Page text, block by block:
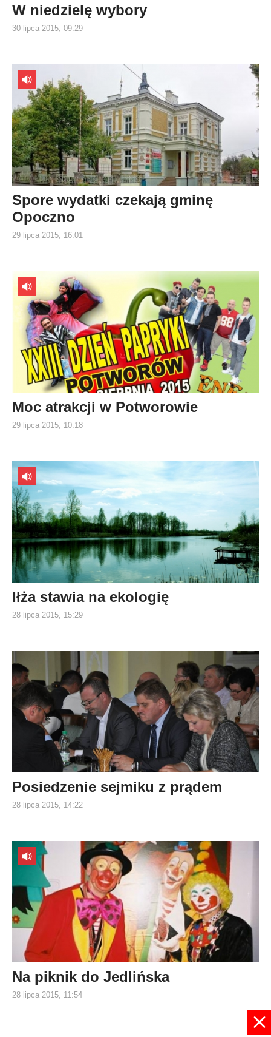
W niedzielę wybory
30 lipca 2015, 09:29
Spore wydatki czekają gminę
Opoczno
29 lipca 2015, 16:01
Moc atrakcji w Potworowie
29 lipca 2015, 10:18
Iłża stawia na ekologię
28 lipca 2015, 15:29
Posiedzenie sejmiku z prądem
28 lipca 2015, 14:22
Na piknik do Jedlińska
28 lipca 2015, 11:54